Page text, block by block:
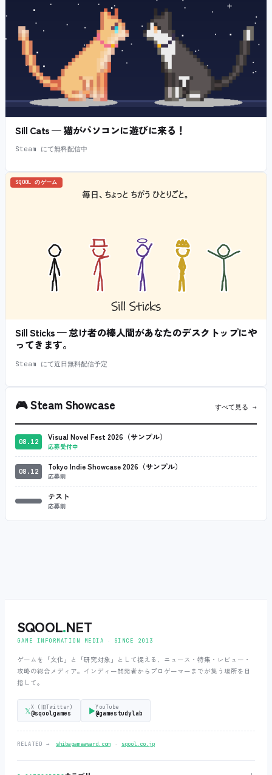
Sill Cats — 猫がパソコンに遊びに来る！
Steam にて無料配信中
SQOOL のゲーム
Sill Sticks — 怠け者の棒人間があなたのデスクトップにや
ってきます。
Steam にて近日無料配信予定
🎮Steam Showcase すべて見る →
08.12 Visual Novel Fest 2026（サンプル）
応募受付中
08.12 Tokyo Indie Showcase 2026（サンプル）
応募前
テスト
応募前
SQOOL.NET
GAME INFORMATION MEDIA ‧ SINCE 2013
ゲームを「文化」と「研究対象」として捉える、ニュース・特集・レビュー・
攻略の総合メディア。インディー開発者からプロゲーマーまでが集う場所を目
指して。
𝕏X (旧Twitter)
@sqoolgames ▶YouTube
@gamestudylab
RELATED → shibagameaward.com ‧ sqool.co.jp